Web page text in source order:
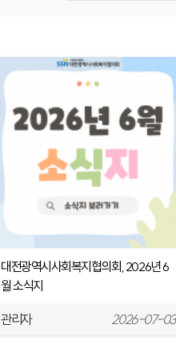
대전광역시사회복지협의회, 2026년 6
월 소식지
관리자 2026-07-03